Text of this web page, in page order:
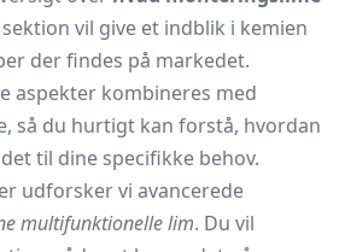
vil give et indblik i kemien
der findes på markedet.
aspekter kombineres med
så du hurtigt kan forstå, hvordan
til dine specifikke behov.
udforsker vi avancerede
multifunktionelle lim. Du vil